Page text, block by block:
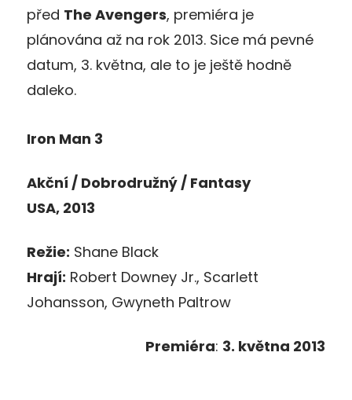
před The Avengers, premiéra je
plánována až na rok 2013. Sice má pevné
datum, 3. května, ale to je ještě hodně
daleko.
Iron Man 3
Akční / Dobrodružný / Fantasy
USA, 2013
Režie: Shane Black
Hrají: Robert Downey Jr., Scarlett
Johansson, Gwyneth Paltrow
Premiéra: 3. května 2013